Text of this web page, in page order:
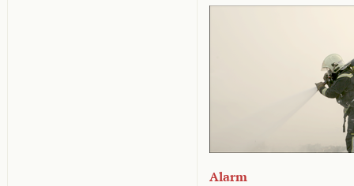
Alarm